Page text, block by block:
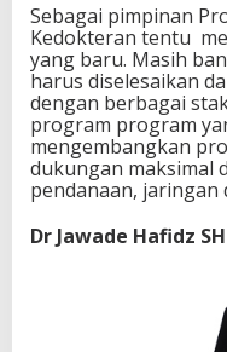
Sebagai pimpinan
Kedokteran tentu
yang baru. Masih
harus diselesaikan
dengan berbagai
program program
mengembangkan
dukungan maksimal
pendanaan, jaringan
Dr Jawade Hafidz